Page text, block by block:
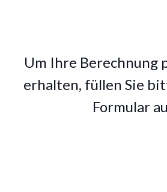
Um Ihre Berechnung
erhalten, füllen Sie
Formular